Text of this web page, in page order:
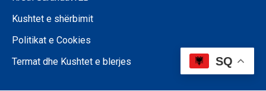
Kushtet e shërbimit
Politikat e Cookies
Termat dhe Kushtet e blerjes
SQ